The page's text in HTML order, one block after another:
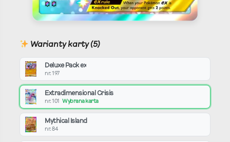
Warianty karty (5)
Deluxe Pack ex
nr. 197
Extradimensional Crisis
nr. 101 Wybrana karta
Mythical Island
nr. 84